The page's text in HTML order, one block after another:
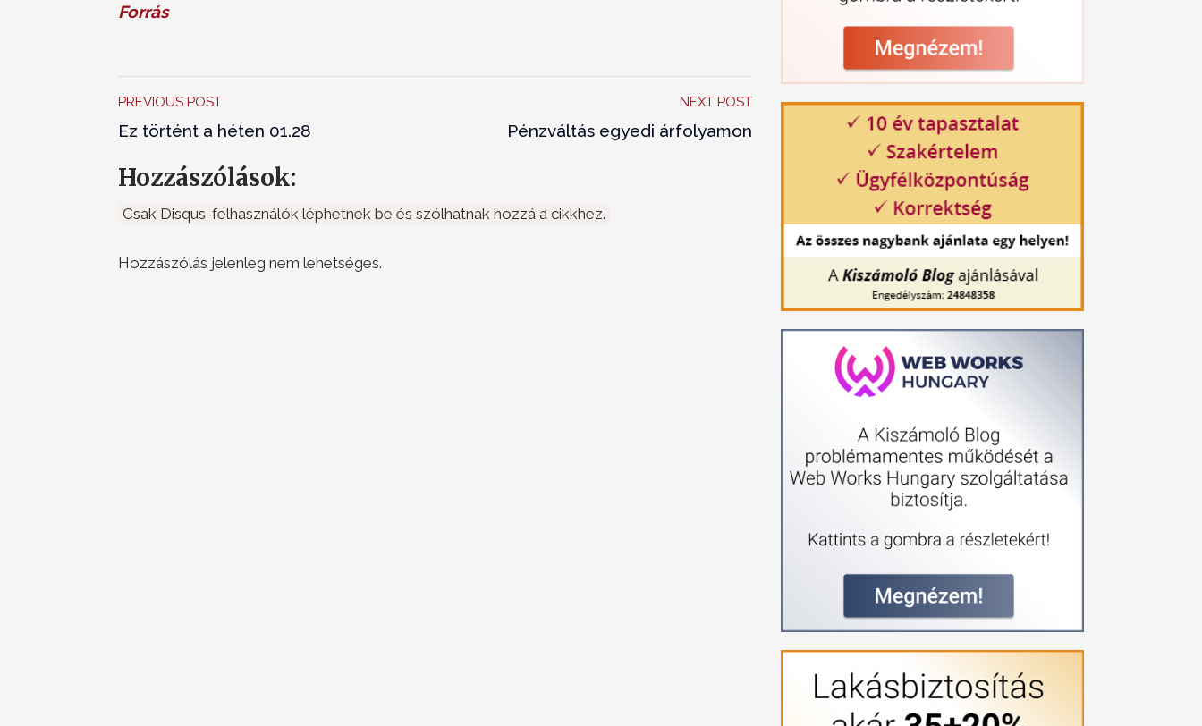
Forrás
PREVIOUS POST
Ez történt a héten 01.28
NEXT POST
Pénzváltás egyedi árfolyamon
Hozzászólások:
Csak Disqus-felhasználók léphetnek be és szólhatnak hozzá a cikkhez.
Hozzászólás jelenleg nem lehetséges.